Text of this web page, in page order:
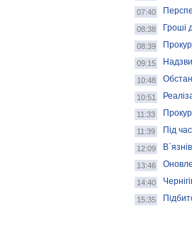
07:40
08:38 Гроші
08:39
09:15
10:48
10:51
11:33
11:39 Під
12:09
13:46
14:40
15:35